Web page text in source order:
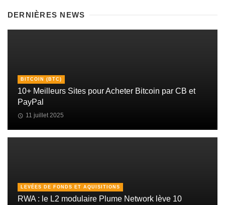
DERNIÈRES NEWS
BITCOIN (BTC)
10+ Meilleurs Sites pour Acheter Bitcoin par CB et
PayPal
11 juillet 2025
LEVÉES DE FONDS ET AQUISITIONS
RWA : le L2 modulaire Plume Network lève 10